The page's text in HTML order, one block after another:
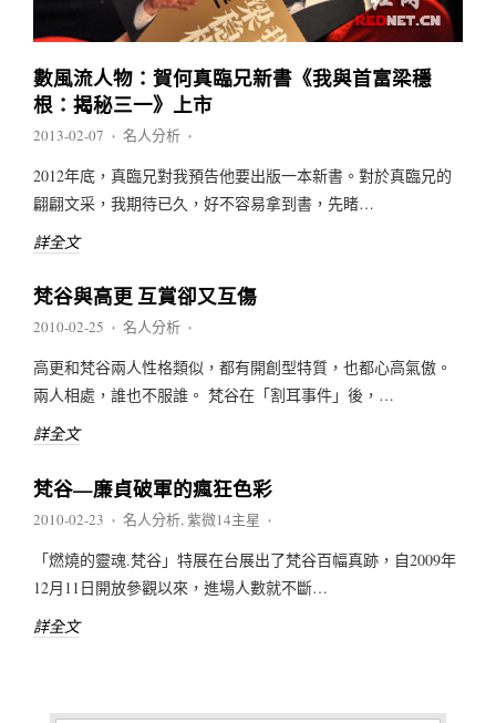
數風流人物：賀何真臨兄新書《我與首富梁穩
根：揭秘三一》上市
2013-02-07 ♦ 名人分析 ♦
2012年底，真臨兄對我預告他要出版一本新書。對於真臨兄的
翩翩文采，我期待已久，好不容易拿到書，先睹…
詳全文
梵谷與高更 互賞卻又互傷
2010-02-25 ♦ 名人分析 ♦
高更和梵谷兩人性格類似，都有開創型特質，也都心高氣傲。
兩人相處，誰也不服誰。 梵谷在「割耳事件」後，…
詳全文
梵谷—廉貞破軍的瘋狂色彩
2010-02-23 ♦ 名人分析,紫微14主星 ♦
「燃燒的靈魂.梵谷」特展在台展出了梵谷百幅真跡，自2009年
12月11日開放參觀以來，進場人數就不斷…
詳全文